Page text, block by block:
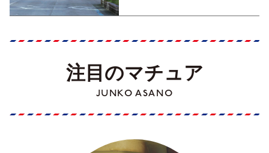
注目のマチュア
JUNKO ASANO